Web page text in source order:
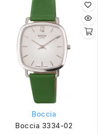
Boccia
Boccia 3334-02